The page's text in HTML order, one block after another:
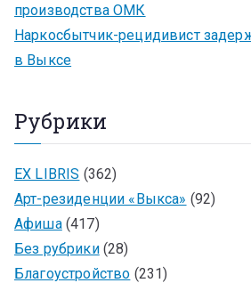
производства ОМК
Наркосбытчик-рецидивист
в Выксе
Рубрики
EX LIBRIS (362)
Арт-резиденции «Выкса» (92)
Афиша(417)
Без рубрики(28)
Благоустройство (231)